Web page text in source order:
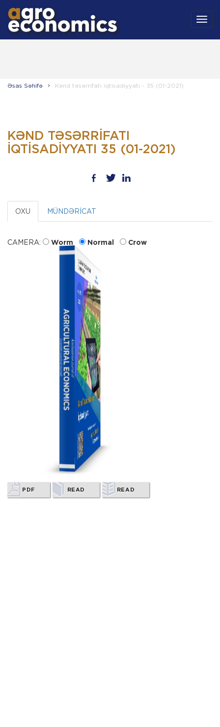
Əsas Səhifə Kənd təsərrifatı iqtisadiyyatı - 35 (01-2021)
KƏND TƏSƏRRIFATI
IQTISADIYYATI 35 (01-2021)
OXU MÜNDƏRİCAT
CAMERA: Worm Normal Crow
PDF READ READ